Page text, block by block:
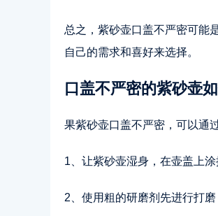
总之，紫砂壶口盖不严密可能
自己的需求和喜好来选择。
口盖不严密的紫砂壶
果紫砂壶口盖不严密，可以通
1、让紫砂壶湿身，在壶盖上涂
2、使用粗的研磨剂先进行打